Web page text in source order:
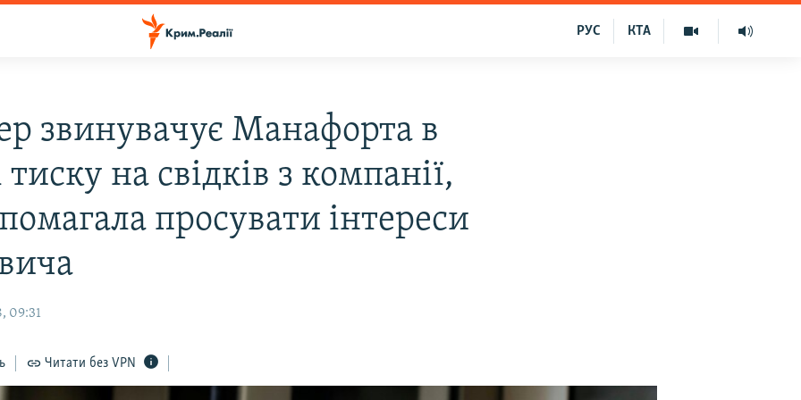
КТА
РУС
звинувачує Манафорта в
тиску на свідків з компанії,
просувати інтереси
09:31
Читати без VPN